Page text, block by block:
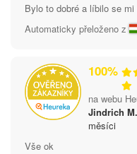
Bylo to dobré a líbilo se
Automaticky přeloženo z
100%
na webu
Jindrich M.
měsíci
Vše ok